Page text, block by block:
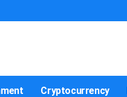
Cryptocurrency